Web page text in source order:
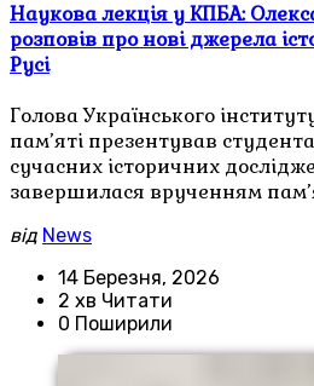
Наукова лекція у КПБА:
розповів про нові джерела
Русі
Голова Українського
пам’яті презентував
сучасних історичних
завершилася врученням
від News
14 Березня, 2026
2 хв Читати
0 Поширили